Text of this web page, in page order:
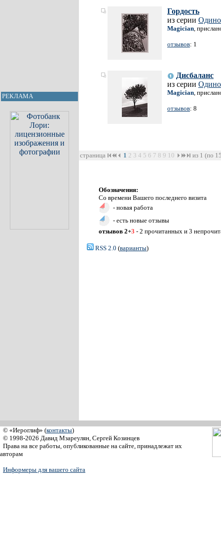
РЕКЛАМА
Гордость
из серии
Magician,
отзывов: 1
Дисбаланс
из серии
Magician,
отзывов: 8
страница 1 2 3 4 5 6 7 8 9 10 из 1 (по
Обозначения:
Со времени Вашего последнего визита
- новая работа
- есть новые отзывы
отзывов 2+3 - 2 прочитанных и 3
RSS 2.0 (варианты)
© «Иероглиф» (контакты)
© 1998-2026 Давид Мзареулян, Сергей Козинцев
Права на все работы, опубликованные на сайте, принадлежат их
авторам
Информеры для вашего сайта